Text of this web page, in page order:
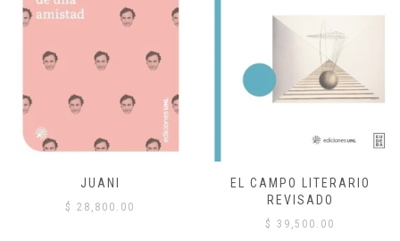
JUANI
$ 28,800.00
EL CAMPO LITERARIO
REVISADO
$ 39,500.00